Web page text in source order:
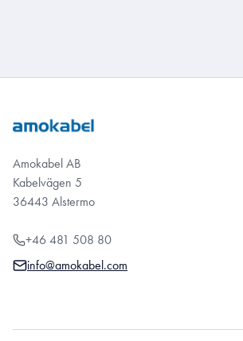
Amokabel AB
Kabelvägen 5
36443 Alstermo
+46 481 508 80
info@amokabel.com